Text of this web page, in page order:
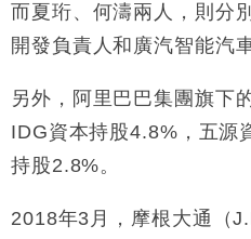
而夏珩、何濤兩人，則分
開發負責人和廣汽智能汽
另外，阿里巴巴集團旗下
IDG資本持股4.8%，五源
持股2.8%。
2018年3月，摩根大通（